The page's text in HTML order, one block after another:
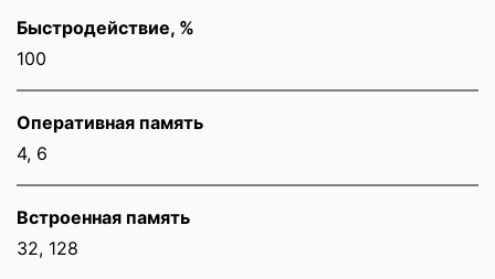
Быстродействие, %
100
Оперативная память
4, 6
Встроенная память
32, 128